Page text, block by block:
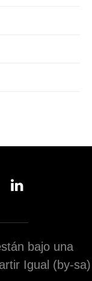
bajo una
Igual (by-sa)